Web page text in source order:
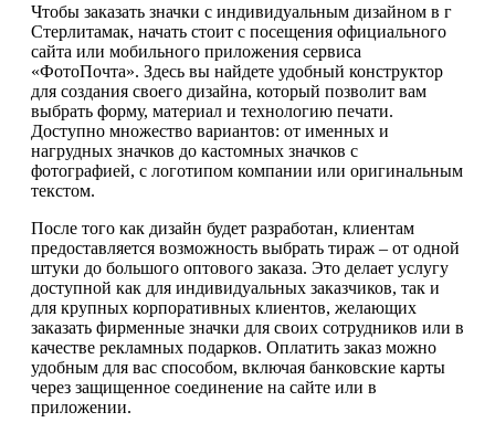
Чтобы заказать значки с индивидуальным дизайном в г
Стерлитамак, начать стоит с посещения официального
сайта или мобильного приложения сервиса
«ФотоПочта». Здесь вы найдете удобный конструктор
для создания своего дизайна, который позволит вам
выбрать форму, материал и технологию печати.
Доступно множество вариантов: от именных и
нагрудных значков до кастомных значков с
фотографией, с логотипом компании или оригинальным
текстом.
После того как дизайн будет разработан, клиентам
предоставляется возможность выбрать тираж – от одной
штуки до большого оптового заказа. Это делает услугу
доступной как для индивидуальных заказчиков, так и
для крупных корпоративных клиентов, желающих
заказать фирменные значки для своих сотрудников или в
качестве рекламных подарков. Оплатить заказ можно
удобным для вас способом, включая банковские карты
через защищенное соединение на сайте или в
приложении.